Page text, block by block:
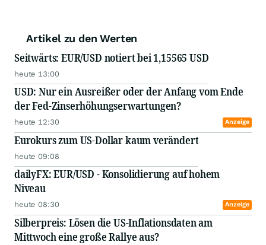
Artikel zu den Werten
Seitwärts: EUR/USD notiert bei 1,15565 USD
heute 13:00
USD: Nur ein Ausreißer oder der Anfang vom Ende
der Fed-Zinserhöhungserwartungen?
heute 12:30 Anzeige
Eurokurs zum US-Dollar kaum verändert
heute 09:08
dailyFX: EUR/USD - Konsolidierung auf hohem
Niveau
heute 08:30 Anzeige
Silberpreis: Lösen die US-Inflationsdaten am
Mittwoch eine große Rallye aus?